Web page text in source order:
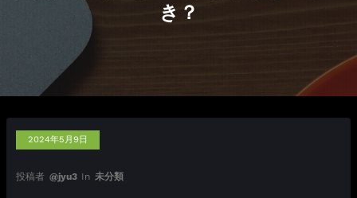
き？
2024年5月9日
投稿者 @jyu3 In 未分類